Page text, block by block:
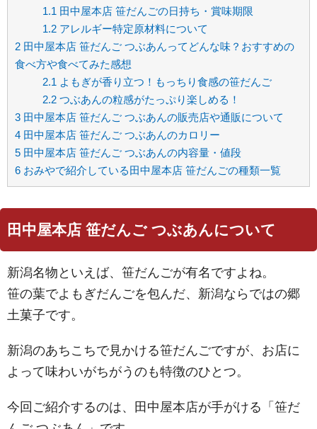
1.1 田中屋本店 笹だんごの日持ち・賞味期限
1.2アレルギー特定原材料について
2 田中屋本店 笹だんご つぶあんってどんな味？おすすめの
食べ方や食べてみた感想
2.1 よもぎが香り立つ！もっちり食感の笹だんご
2.2つぶあんの粒感がたっぷり楽しめる！
3 田中屋本店 笹だんご つぶあんの販売店や通販について
4 田中屋本店 笹だんご つぶあんのカロリー
5 田中屋本店 笹だんご つぶあんの内容量・値段
6 おみやで紹介している田中屋本店 笹だんごの種類一覧
田中屋本店 笹だんご つぶあんについて
新潟名物といえば、笹だんごが有名ですよね。
笹の葉でよもぎだんごを包んだ、新潟ならではの郷
土菓子です。
新潟のあちこちで見かける笹だんごですが、お店に
よって味わいがちがうのも特徴のひとつ。
今回ご紹介するのは、田中屋本店が手がける「笹だ